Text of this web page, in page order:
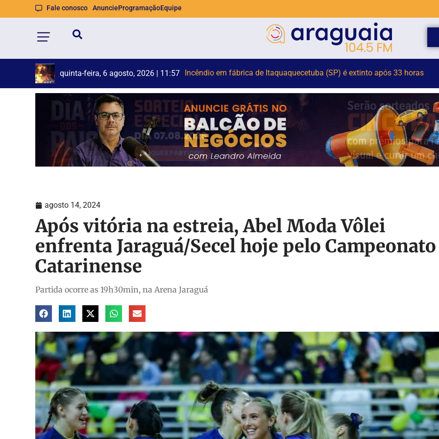
Fale conosco AnuncieProgramaçãoEquipe
quinta-feira, 6 agosto, 2026 | 11:31 Autom
Motociclista tem suspeita de TCE após saída de pista na SC-160, em
agosto 14, 2024
Após vitória na estreia, Abel Moda Vôlei
enfrenta Jaraguá/Secel hoje pelo Campeonato
Catarinense
Partida ocorre as 19h30min, na Arena Jaraguá